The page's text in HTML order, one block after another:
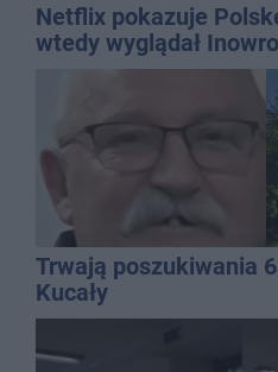
Netflix pokazuje
wtedy wyglądał
Trwają poszukiwania
Kucały